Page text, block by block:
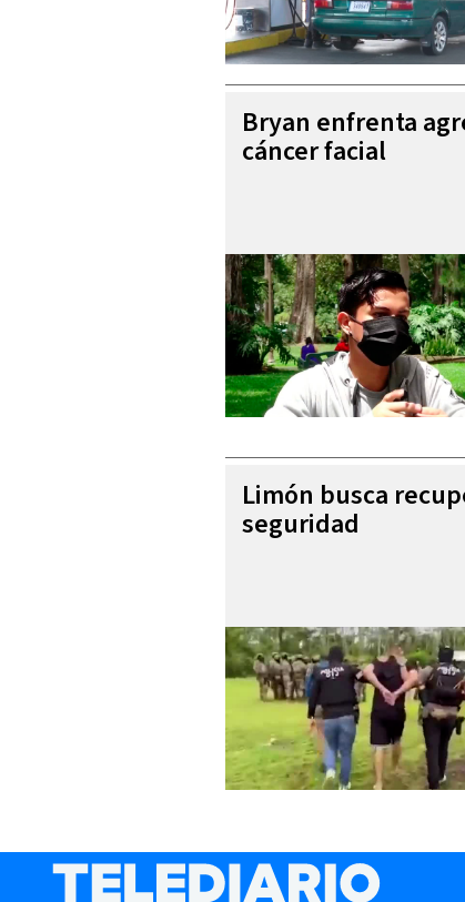
Bryan enfrenta
cáncer facial
Limón busca
seguridad